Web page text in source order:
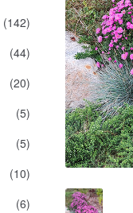
(142)
(44)
(20)
(5)
(5)
(10)
(6)